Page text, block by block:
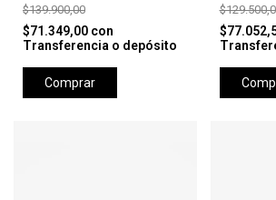
$139.900,00
$71.349,00 con
Transferencia o depósito
Comprar